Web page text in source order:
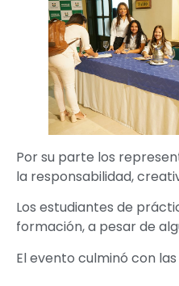
Por su parte los
la responsabilidad,
Los estudiantes de
formación, a pesar de
El evento culminó con